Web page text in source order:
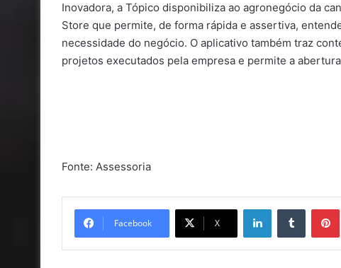
Inovadora, a Tópico disponibiliza ao agronegócio da
Store que permite, de forma rápida e assertiva,
necessidade do negócio. O aplicativo também traz
projetos executados pela empresa e permite a
Fonte: Assessoria
Facebook X
LinkedinTumblr